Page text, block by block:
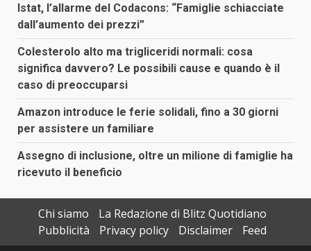
Istat, l’allarme del Codacons: “Famiglie schiacciate
dall’aumento dei prezzi”
Colesterolo alto ma trigliceridi normali: cosa
significa davvero? Le possibili cause e quando è il
caso di preoccuparsi
Amazon introduce le ferie solidali, fino a 30 giorni
per assistere un familiare
Assegno di inclusione, oltre un milione di famiglie ha
ricevuto il beneficio
Chi siamo
La Redazione di Blitz Quotidiano
Pubblicità
Privacy policy Disclaimer Feed